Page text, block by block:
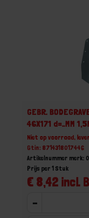
GEBR.
46X171 d=..MM
Niet op voorraad,
Gtin: 8714318017446
Artikelnummer merk:
€ 8,42 incl.
Prijs per 1 Stuk
-